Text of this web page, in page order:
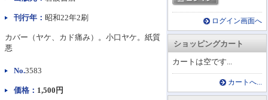
ログイン画面へ
ショッピングカート
カートは空です...
カートへ...
刊行年： 昭和22年2刷
カバー（ヤケ、カド痛み）。小口ヤケ。紙質
悪
No.3583
価格： 1,500円